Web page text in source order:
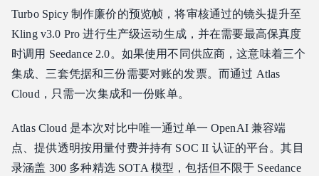
Turbo Spicy 制作廉价的预览帧，将审核通过的镜头提升至
Kling v3.0 Pro 进行生产级运动生成，并在需要最高保真度
时调用 Seedance 2.0。如果使用不同供应商，这意味着三个
集成、三套凭据和三份需要对账的发票。而通过 Atlas
Cloud，只需一次集成和一份账单。
Atlas Cloud 是本次对比中唯一通过单一 OpenAI 兼容端
点、提供透明按用量付费并持有 SOC II 认证的平台。其目
录涵盖 300 多种精选 SOTA 模型，包括但不限于 Seedance